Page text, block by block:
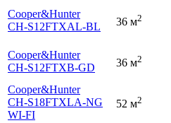
Cooper&Hunter
CH-S12FTXAL-BL
36 м2
Cooper&Hunter
CH-S12FTXB-GD
36 м2
Cooper&Hunter
CH-S18FTXLA-NG
WI-FI
52 м2